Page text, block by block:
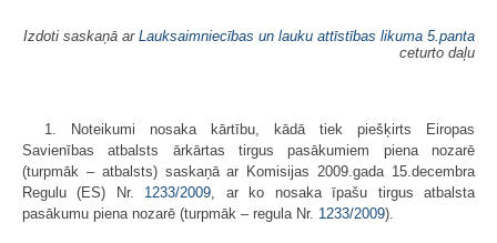
Izdoti saskaņā ar Lauksaimniecības un lauku attīstības likuma 5.panta
ceturto daļu
1. Noteikumi nosaka kārtību, kādā tiek piešķirts Eiropas
Savienības atbalsts ārkārtas tirgus pasākumiem piena nozarē
(turpmāk – atbalsts) saskaņā ar Komisijas 2009.gada 15.decembra
Regulu (ES) Nr. 1233/2009 , ar ko nosaka īpašu tirgus atbalsta
pasākumu piena nozarē (turpmāk – regula Nr. 1233/2009).